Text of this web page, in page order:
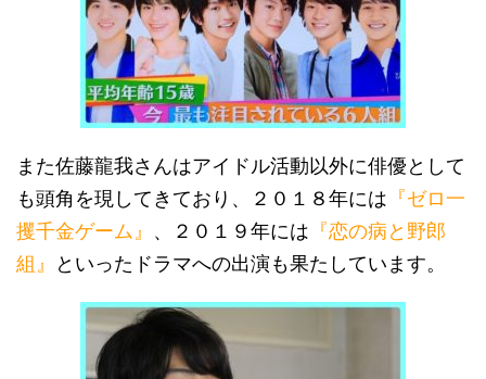
また佐藤龍我さんはアイドル活動以外に俳優として
も頭角を現してきており、２０１８年には 『ゼロ一
攫千金ゲーム』 、２０１９年には 『恋の病と野郎
組』
といったドラマへの出演も果たしています。